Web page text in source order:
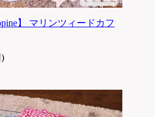
】 マリンツィードカフ